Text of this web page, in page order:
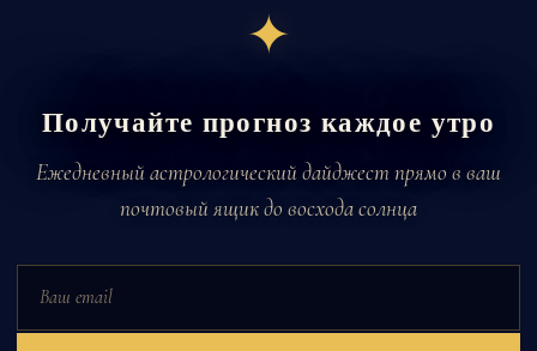
✦
Получайте прогноз каждое утро
Ежедневный астрологический дайджест прямо в ваш
почтовый ящик до восхода солнца